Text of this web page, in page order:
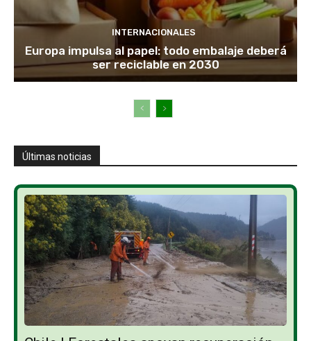
INTERNACIONALES
Europa impulsa al papel: todo embalaje deberá
ser reciclable en 2030
Últimas noticias